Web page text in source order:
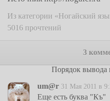
Из категории «Ногайский
5016 прочтений
3
Порядок вывода
um@r 31 Мая 2011 в
Еще есть буква "Къ"